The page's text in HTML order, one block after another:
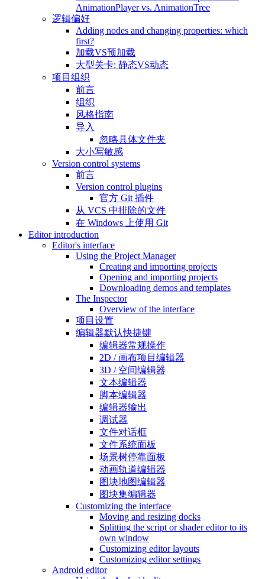
AnimationPlayer vs. AnimationTree
逻辑偏好
Adding nodes and changing properties: which
first?
加载VS预加载
大型关卡: 静态VS动态
项目组织
前言
组织
风格指南
导入
忽略具体文件夹
大小写敏感
Version control systems
前言
Version control plugins
官方 Git 插件
从 VCS 中排除的文件
在 Windows 上使用 Git
Editor introduction
Editor's interface
Using the Project Manager
Creating and importing projects
Opening and importing projects
Downloading demos and templates
The Inspector
Overview of the interface
项目设置
编辑器默认快捷键
编辑器常规操作
2D / 画布项目编辑器
3D / 空间编辑器
文本编辑器
脚本编辑器
编辑器输出
调试器
文件对话框
文件系统面板
场景树停靠面板
动画轨道编辑器
图块地图编辑器
图块集编辑器
Customizing the interface
Moving and resizing docks
Splitting the script or shader editor to its
own window
Customizing editor layouts
Customizing editor settings
Android editor